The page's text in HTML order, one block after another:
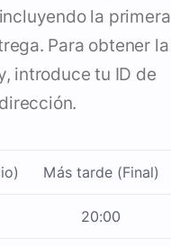
la primera
Para obtener la
introduce tu ID de
Más tarde (Final)
20:00